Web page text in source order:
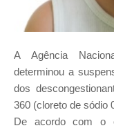
A Agência
determinou a
dos
360 (cloreto de sódio
De acordo com o